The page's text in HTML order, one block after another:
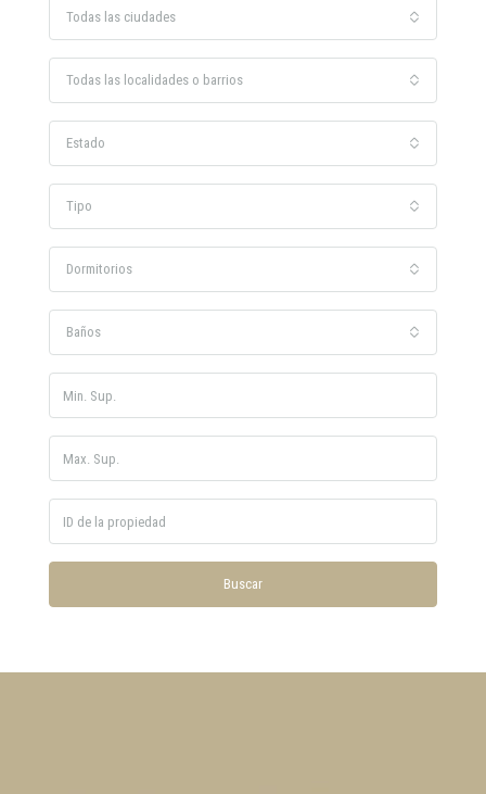
Todas las ciudades
Todas las localidades o barrios
Estado
Tipo
Dormitorios
Baños
Buscar